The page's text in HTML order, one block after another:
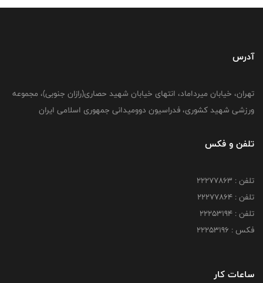
آدرس
تهران، خیابان میرداماد، انتهای خیابان شهید حصاری(رازان جنوبی)، مجموعه
ورزشی شهید کشوری، فدراسیون دوومیدانی جمهوری اسلامی ایران
تلفن و فکس
تلفن : 22277863
تلفن : 22277864
تلفن : 22253194
فکس : 22253196
ساعات کار